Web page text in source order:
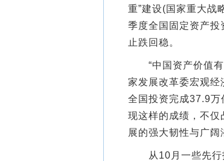
重”建设(国家重大战
季度全国固定资产
止跌回稳。
“中国资产价值有
家发展改革委宏观经
全国投资完成37.9万
现这样的成绩，不仅
展的强大韧性与广阔
从10月一些先行